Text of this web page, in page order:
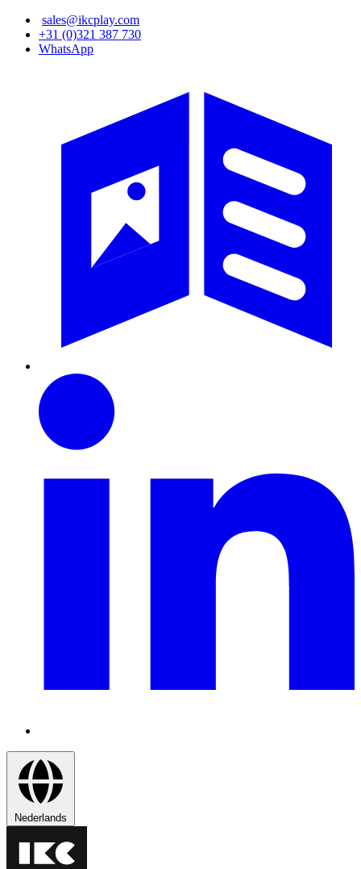
Overslaan
naar
sales@ikcplay.com
+31 (0)321 387 730
WhatsApp
Nederlands